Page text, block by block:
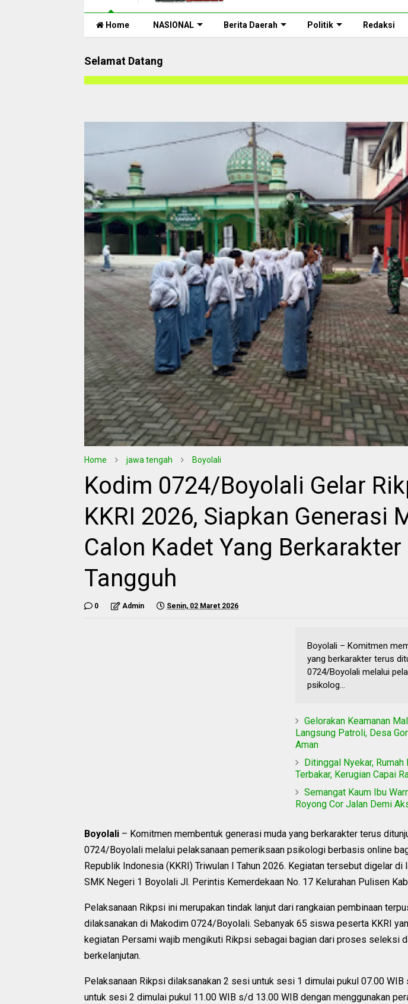
Home NASIONAL Berita Daerah Politik Redaksi
Selamat Datang
Selamat
Home jawa tengah Boyolali
Kodim 0724/Boyolali Gelar
KKRI 2026, Siapkan Generasi
Calon Kadet Yang Berkarakter
Tangguh
0 Admin Senin, 02 Maret 2026
Boyolali – Komitmen
yang berkarakter terus
0724/Boyolali melalui
psikolog...
Gelorakan Keamanan
Langsung Patroli, Desa
Aman
Ditinggal Nyekar,
Terbakar, Kerugian Capai
Semangat Kaum Ibu
Royong Cor Jalan Demi
Boyolali – Komitmen membentuk generasi muda yang berkarakter terus
0724/Boyolali melalui pelaksanaan pemeriksaan psikologi berbasis online
Republik Indonesia (KKRI) Triwulan I Tahun 2026. Kegiatan tersebut digelar
SMK Negeri 1 Boyolali Jl. Perintis Kemerdekaan No. 17 Kelurahan Pulisen
Pelaksanaan Rikpsi ini merupakan tindak lanjut dari rangkaian pembinaan
dilaksanakan di Makodim 0724/Boyolali. Sebanyak 65 siswa peserta KKRI
kegiatan Persami wajib mengikuti Rikpsi sebagai bagian dari proses seleksi
berkelanjutan.
Pelaksanaan Rikpsi dilaksanakan 2 sesi untuk sesi 1 dimulai pukul 07.00
untuk sesi 2 dimulai pukul 11.00 WIB s/d 13.00 WIB dengan menggunakan